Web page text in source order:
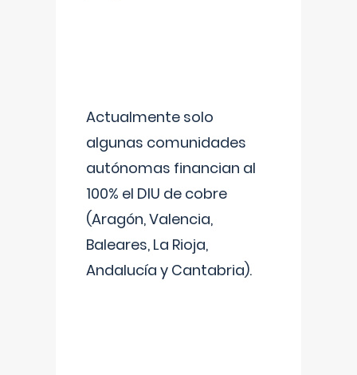
Actualmente solo
algunas comunidades
autónomas financian al
100% el DIU de cobre
(Aragón, Valencia,
Baleares, La Rioja,
Andalucía y Cantabria).